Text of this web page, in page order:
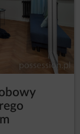
typ konta
dane do
e-mail oraz
że dane
dokładnego
na
akceptuje
zostaje